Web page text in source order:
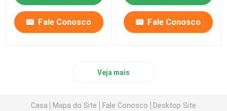
Fale Conosco Fale Conosco
Veja mais
Casa Mapa do Site Fale Conosco Desktop Site